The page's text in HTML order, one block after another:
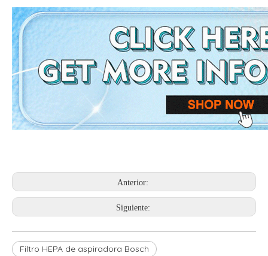
Anterior:
Siguiente:
Filtro HEPA de aspiradora Bosch